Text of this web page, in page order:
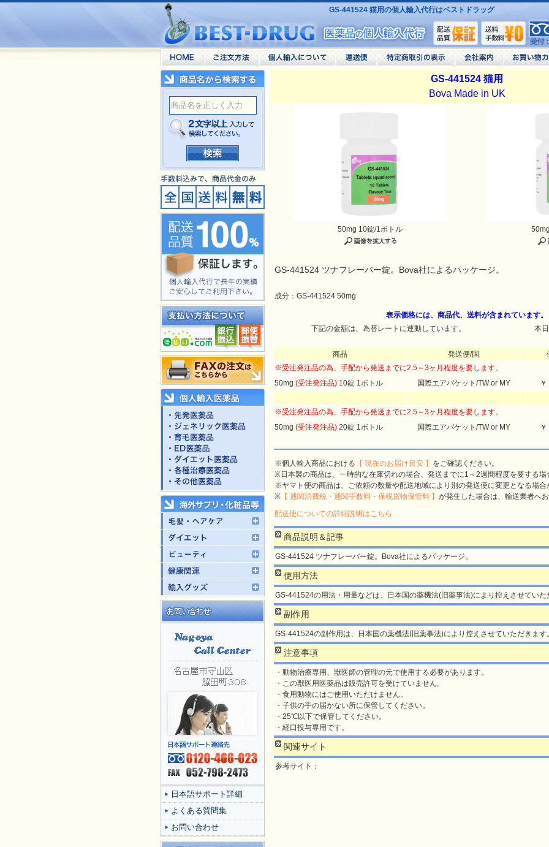
GS-441524 猫用の個人輸入代行はベストドラッグ
日本語サポート詳細
よくある質問集
お問い合わせ
GS-441524 猫用
Bova Made in UK
50mg 10錠/1ボトル
GS-441524 ツナフレーバー錠。Bova社によるパッケージ。
成分：GS-441524 50mg
表示価格には、商品代、送料が含まれています。
下記の金額は、為替レートに連動しています。
本
商品 発送便/国
※受注発注品の為、手配から発送までに2.5～3ヶ月程度を要します。
50mg (受注発注品) 10錠 1ボトル 国際エアパケット/TW or MY ￥
※受注発注品の為、手配から発送までに2.5～3ヶ月程度を要します。
50mg (受注発注品) 20錠 1ボトル 国際エアパケット/TW or MY ￥
※個人輸入商品における 【 現在のお届け目安 】 をご確認ください。
※日本製の商品は、一時的な在庫切れの場合、発送までに1～2週間程度を要する場
※ヤマト便の商品は、ご依頼の数量や配送地域により別の発送便に変更となる場合
※ 【 通関消費税・通関手数料・保税貨物保管料 】 が発生した場合は、輸送業者へお
配送便についての詳細説明はこちら
商品説明＆記事
GS-441524 ツナフレーバー錠。Bova社によるパッケージ。
使用方法
GS-441524の用法・用量などは、日本国の薬機法(旧薬事法)により控えさせていた
副作用
GS-441524の副作用は、日本国の薬機法(旧薬事法)により控えさせていただきます。
注意事項
・動物治療専用、獣医師の管理の元で使用する必要があります。
・この獣医用医薬品は販売許可を受けていません。
・食用動物にはご使用いただけません。
・子供の手の届かない所に保管してください。
・25℃以下で保管してください。
・経口投与専用です。
関連サイト
参考サイト：